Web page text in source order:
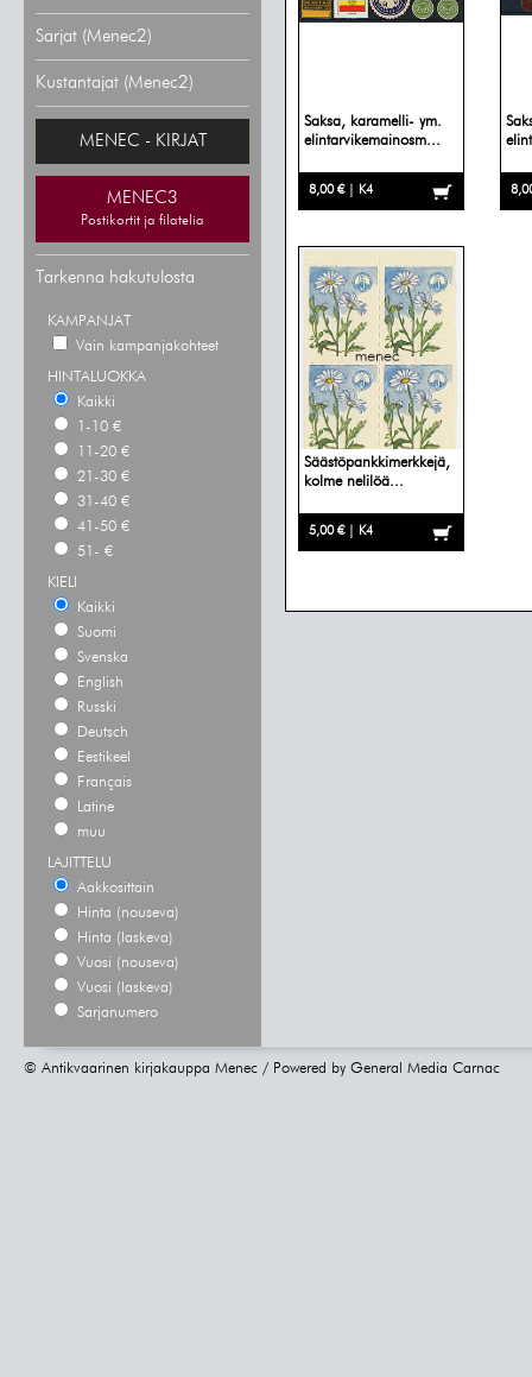
Sarjat (Menec2)
Kustantajat (Menec2)
MENEC - KIRJAT
MENEC3
Postikortit ja filatelia
Tarkenna hakutulosta
KAMPANJAT
Vain kampanjakohteet
HINTALUOKKA
Kaikki
1-10 €
11-20 €
21-30 €
31-40 €
41-50 €
51- €
KIELI
Kaikki
Suomi
Svenska
English
Russki
Deutsch
Eestikeel
Français
Latine
muu
LAJITTELU
Aakkosittain
Hinta (nouseva)
Hinta (laskeva)
Vuosi (nouseva)
Vuosi (laskeva)
Sarjanumero
Saksa, karamelli- ym.
elintarvikemainosm...
8,00 € | K4
Säästöpankkimerkkejä,
kolme nelilöä...
5,00 € | K4
© Antikvaarinen kirjakauppa Menec / Powered by General Media Carnac